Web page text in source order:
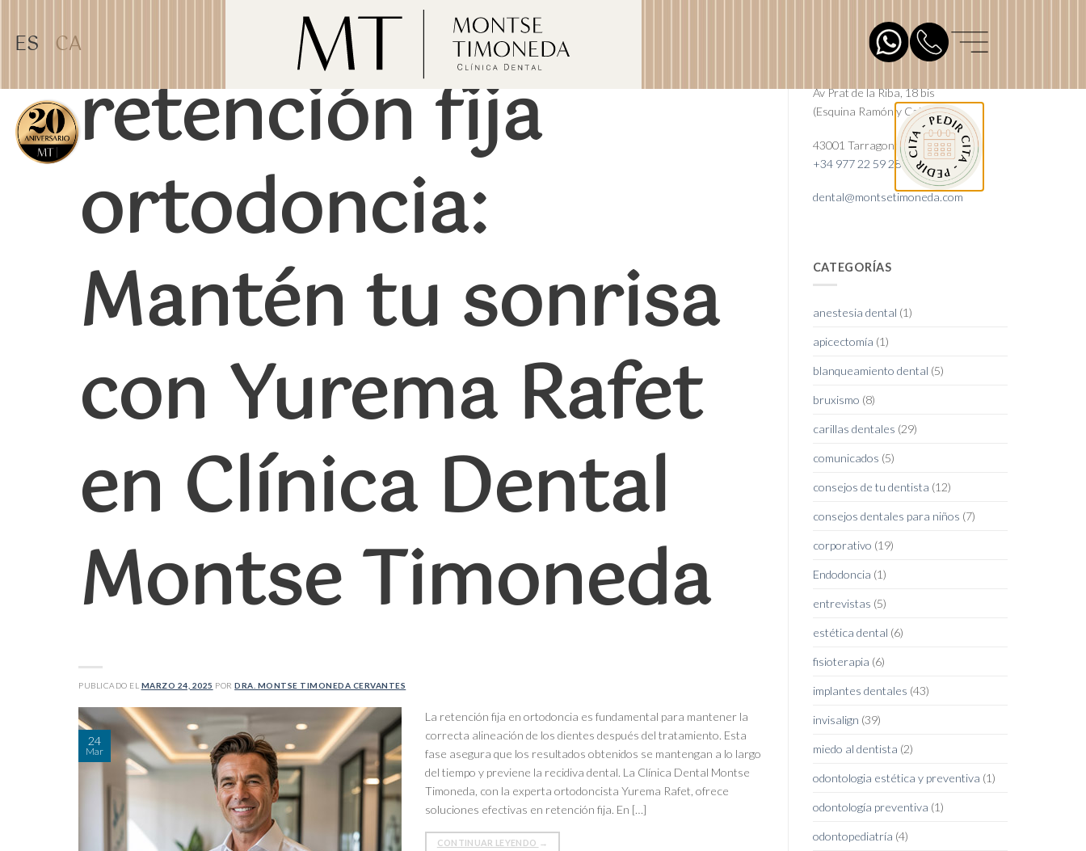
ES CA
retención fija
ortodoncia:
Mantén tu sonrisa
con Yurema Rafet
en Clínica Dental
Montse Timoneda
PUBLICADO EL MARZO 24, 2025 PORDRA. MONTSE TIMONEDA CERVANTES
24
Mar
La retención fija en ortodoncia es fundamental para mantener la
correcta alineación de los dientes después del tratamiento. Esta
fase asegura que los resultados obtenidos se mantengan a lo largo
del tiempo y previene la recidiva dental. La Clínica Dental Montse
Timoneda, con la experta ortodoncista Yurema Rafet, ofrece
soluciones efectivas en retención fija. En […]
CONTINUAR LEYENDO →
SOBRE NOSOTROS
Av Prat de la Riba, 18 bis
(Esquina Ramón y Cajal)
43001 Tarragona
+34 977 22 59 28
dental@montsetimoneda.com
CATEGORÍAS
anestesia dental (1)
apicectomía (1)
blanqueamiento dental (5)
bruxismo (8)
carillas dentales (29)
comunicados (5)
consejos de tu dentista (12)
consejos dentales para niños (7)
corporativo (19)
Endodoncia (1)
entrevistas (5)
estética dental (6)
fisioterapia (6)
implantes dentales (43)
invisalign (39)
miedo al dentista (2)
odontologia estética y preventiva (1)
odontología preventiva (1)
odontopediatría (4)